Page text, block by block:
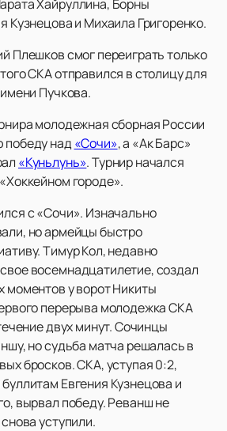
Хайруллина, Борны
Кузнецова и Михаила Григоренко.
Плешков смог переиграть только
СКА отправился в столицу для
Пучкова.
молодежная сборная России
над «Сочи», а «Ак Барс»
«Куньлунь». Турнир начался
городе».
с «Сочи». Изначально
но армейцы быстро
Тимур Кол, недавно
восемнадцатилетие, создал
моментов у ворот Никиты
перерыва молодежка СКА
двух минут. Сочинцы
но судьба матча решалась в
бросков. СКА, уступая 0:2,
Евгения Кузнецова и
вырвал победу. Реванш не
уступили.